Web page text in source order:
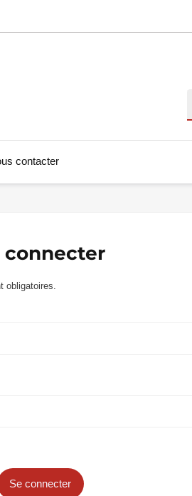
contacter
connecter
obligatoires.
Se connecter